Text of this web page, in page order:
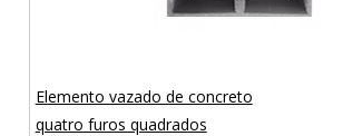
Elemento vazado de concreto
quatro furos quadrados